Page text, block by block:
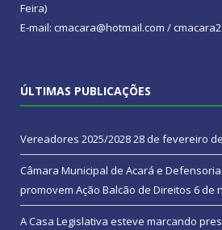
Feira)
E-mail: cmacara@hotmail.com /
ÚLTIMAS PUBLICAÇÕES
Vereadores 2025/202828 de fevereiro
Câmara Municipal de Acará e
promovem Ação Balcão de Direitos 6 de
A Casa Legislativa esteve marcando